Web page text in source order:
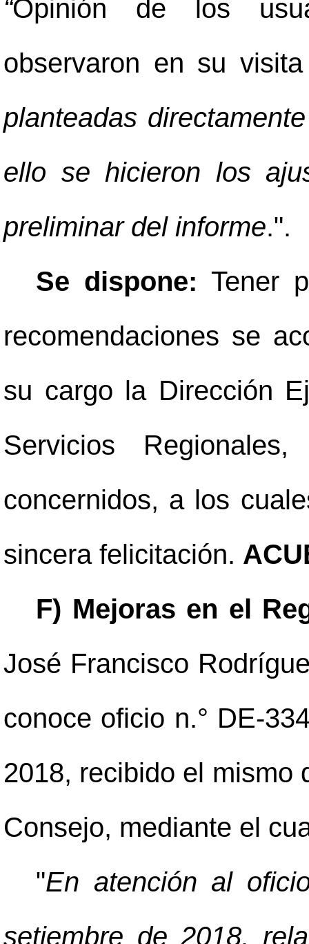
“Opinión de los
observaron en su
planteadas
ello se hicieron los
preliminar del informe.".
Se dispone:Tener
recomendaciones se
su cargo la Dirección
Servicios
concernidos, a los
sincera felicitación.
F) Mejoras en el
José Francisco
conoce oficio n.° DE-
2018, recibido el mismo
Consejo, mediante el
"En atención al
setiembre de 2018,